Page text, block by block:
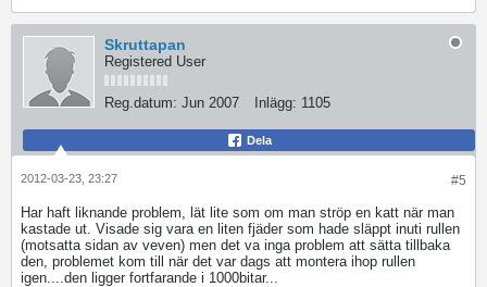
Skruttapan
Registered User
Reg.datum: Jun 2007 Inlägg: 1105
Dela
#5
2012-03-23, 23:27
Har haft liknande problem, lät lite som om man ströp en katt när man
kastade ut. Visade sig vara en liten fjäder som hade släppt inuti rullen
(motsatta sidan av veven) men det va inga problem att sätta tillbaka
den, problemet kom till när det var dags att montera ihop rullen
igen....den ligger fortfarande i 1000bitar...